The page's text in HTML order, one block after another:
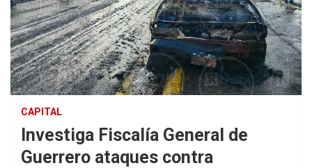
CAPITAL
Investiga Fiscalía General de
Guerrero ataques contra